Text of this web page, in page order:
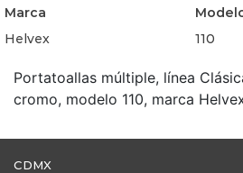
Marca
Helvex
110
Portatoallas múltiple, línea
cromo, modelo 110, marca
CDMX